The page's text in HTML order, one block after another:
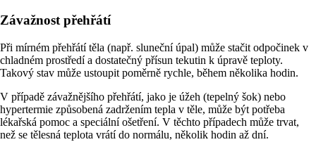
Závažnost přehřátí
Při mírném přehřátí těla (např. sluneční úpal) může stačit odpočinek v
chladném prostředí a dostatečný přísun tekutin k úpravě teploty.
Takový stav může ustoupit poměrně rychle, během několika hodin.
V případě závažnějšího přehřátí, jako je úžeh (tepelný šok) nebo
hypertermie způsobená zadržením tepla v těle, může být potřeba
lékařská pomoc a speciální ošetření. V těchto případech může trvat,
než se tělesná teplota vrátí do normálu, několik hodin až dní.